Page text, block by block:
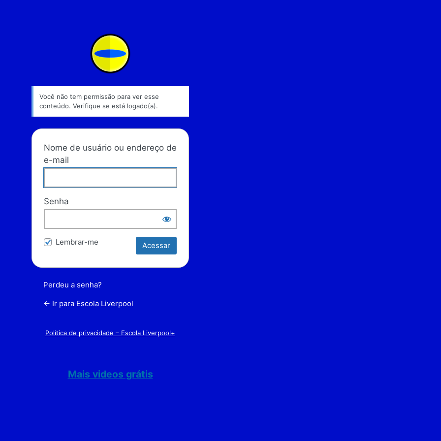
Você não tem permissão para ver esse
conteúdo. Verifique se está logado(a).
Nome de usuário ou endereço de
e-mail
Senha
Lembrar-me
Perdeu a senha?
← Ir para Escola Liverpool
Política de privacidade – Escola Liverpool+
Mais videos grátis